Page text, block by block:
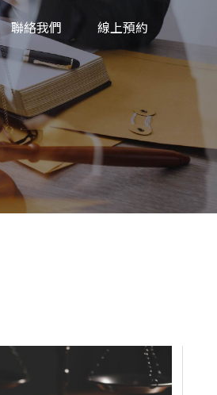
聯絡我們 線上預約